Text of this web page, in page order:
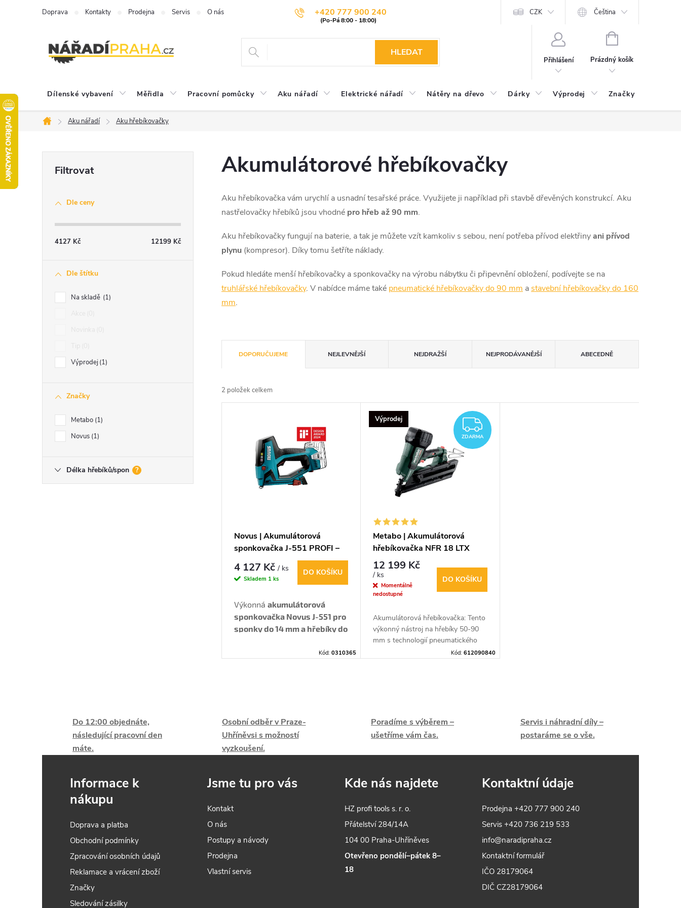
+420 777 900 240
Doprava Kontakty Prodejna Servis O nás CZK Čeština
HLEDAT
Přihlášení
NÁKUPNÍ
Prázdný košík
Dílenské vybavení Měřidla Pracovní pomůcky Aku nářadí Elektrické nářadí Nátěry na dřevo Dárky Výprodej Značky
Domů
Aku nářadí Aku hřebíkovačky
l
Dle ceny
4127 Kč 12199 Kč
Dle štítku
Na skladě 1
Výprodej 1
Značky
Metabo 1
Novus 1
Délka hřebíků/spon ?
Akumulátorové hřebíkovačky
Aku hřebíkovačka vám urychlí a usnadní tesařské práce. Využijete ji například při stavbě dřevěných konstrukcí. Aku
nastřelovačky hřebíků jsou vhodné pro hřeb až 90 mm.
Aku hřebíkovačky fungují na baterie, a tak je můžete vzít kamkoliv s sebou, není potřeba přívod elektřinyani přívod
plynu (kompresor). Díky tomu šetříte náklady.
Pokud hledáte menší hřebíkovačky a sponkovačky na výrobu nábytku či připevnění obložení, podívejte se na
truhlářské hřebíkovačky. V nabídce máme také pneumatické hřebíkovačky do 90 mm a stavební hřebíkovačky do 160
mm.
a
z
t
DOPORUČUJEME NEJLEVNĚJŠÍ NEJDRAŽŠÍ NEJPRODÁVANĚJŠÍ ABECEDNĚ
2 položek celkem
k
ů
Novus | Akumulátorová
sponkovačka J-551 PROFI –
CAS 18V systém
4 127 Kč/ ks
Skladem 1 ks
DO KOŠÍKU
Výkonná akumulátorová
sponkovačka Novus J-551 pro
sponky do 14 mm a hřebíky do
výstřely/s), kompatibilní s
Kód:0310365
Výprodej ZDARMA
ZDARMA
Metabo | Akumulátorová
hřebíkovačka NFR 18 LTX
12 199 Kč
/ ks
Momentálně
nedostupné
DO KOŠÍKU
Akumulátorová hřebíkovačka:Tento
výkonný nástroj na hřebíky 50-90
mm s technologií pneumatického
příklepu je ideální pro profesionální i
Kód: 612090840
v
l
á
d
c
í
p
r
Do 12:00 objednáte,
následující pracovní den
máte.
Osobní odběr v Praze-
Uhříněvsi s možností
vyzkoušení.
Poradíme s výběrem –
ušetříme vám čas.
Servis i náhradní díly –
postaráme se o vše.
Informace k
nákupu
Doprava a platba
Obchodní podmínky
Zpracování osobních údajů
Reklamace a vrácení zboží
Značky
Sledování zásilky
Jsme tu pro vás
Kontakt
O nás
Postupy a návody
Prodejna
Vlastní servis
Kde nás najdete
HZ profi tools s. r. o.
Přátelství 284/14A
104 00 Praha-Uhříněves
Otevřeno pondělí–pátek 8–
18
Kontaktní údaje
Prodejna+420 777 900 240
Servis+420 736 219 533
info@naradipraha.cz
Kontaktní formulář
IČO 28179064
DIČ CZ28179064